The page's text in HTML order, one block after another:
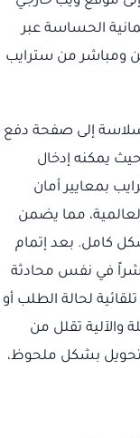
الحساسة عبر
ومباشر من سترايب
بسلاسة إلى صفحة دفع
يمكنه إدخال
بمعايير أمان
مما يضمن
كامل. بعد إتمام
في نفس محادثة
لحالة الطلب أو
والآلية تقلل من
بشكل ملحوظ،